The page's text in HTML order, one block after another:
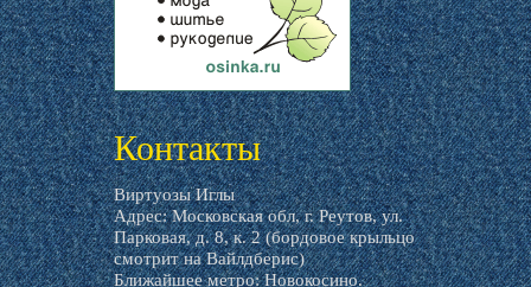
livemaster.ru
Контакты
Виртуозы Иглы
Адрес: Московская обл, г. Реутов, ул.
Парковая, д. 8, к. 2 (бордовое крыльцо
смотрит на Вайлдберис)
Ближайшее метро: Новокосино.